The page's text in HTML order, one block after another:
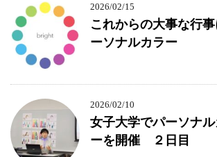
2026/02/15
これからの大事な行
ーソナルカラー
2026/02/10
女子大学でパーソナ
ーを開催 ２日目